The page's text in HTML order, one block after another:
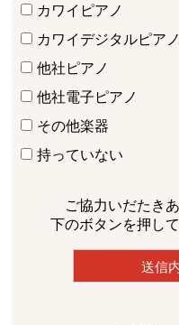
カワイピアノ
カワイデジタルピアノ
他社ピアノ
他社電子ピアノ
その他楽器
持っていない
ご協力いだたき
下のボタンを押し